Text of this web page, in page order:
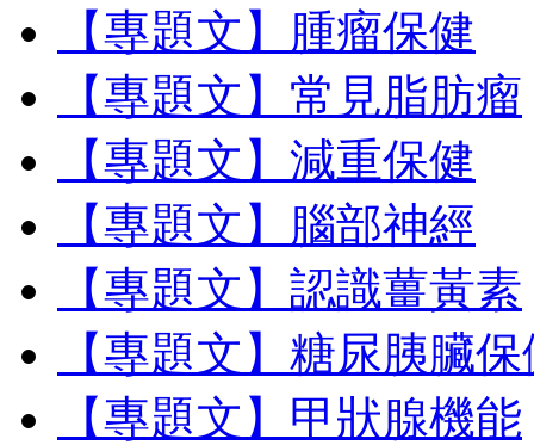
【專題文】腫瘤保健
【專題文】常見脂肪瘤
【專題文】減重保健
【專題文】腦部神經
【專題文】認識薑黃素
【專題文】糖尿胰臟
【專題文】甲狀腺機能